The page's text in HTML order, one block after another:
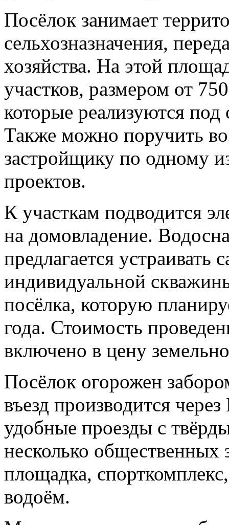
Посёлок занимает
сельхозназначения,
хозяйства. На этой
участков, размером от
которые реализуются под
Также можно поручить
застройщику по одному
проектов.
К участкам подводится
на домовладение.
предлагается устраивать
индивидуальной
посёлка, которую
года. Стоимость
включено в цену
Посёлок огорожен
въезд производится
удобные проезды с
несколько общественных
площадка,
водоём.